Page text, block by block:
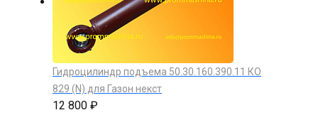
Гидроцилиндр подъема 50.30.160.390.11 КО
829 (N) для Газон некст
12 800 ₽